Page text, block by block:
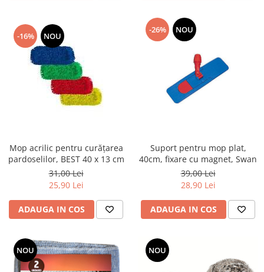
-16% NOU
Mop acrilic pentru curățarea
pardoselilor, BEST 40 x 13 cm
31,00 Lei
25,90 Lei
ADAUGA IN COS
-26% NOU
Suport pentru mop plat,
40cm, fixare cu magnet, Swan
39,00 Lei
28,90 Lei
ADAUGA IN COS
NOU NOU